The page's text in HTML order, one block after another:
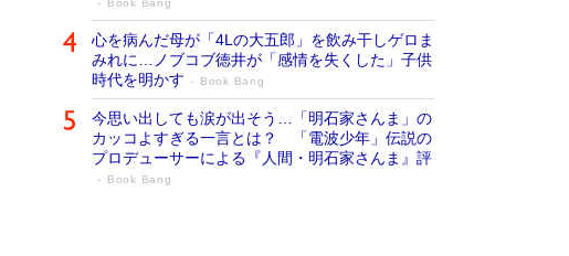
Book Bang
心を病んだ母が「4Lの大五郎」を飲み干しゲロま
みれに…ノブコブ徳井が「感情を失くした」子供
時代を明かす
Book Bang
今思い出しても涙が出そう…「明石家さんま」の
カッコよすぎる一言とは？ 「電波少年」伝説の
プロデューサーによる『人間・明石家さんま』評
Book Bang